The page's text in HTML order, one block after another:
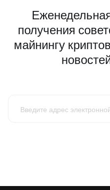
получения
майнингу